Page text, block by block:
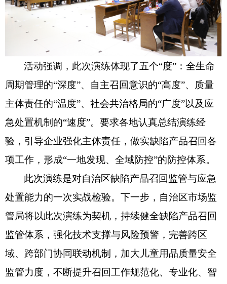
活动强调 ，此次演练体现了五个“度”：全生命
周期管理的“深度”、自主召回意识的“高度”、质量
主体责任的“温度”、社会共治格局的“广度”以及应
急处置机制的“速度”。要求各地认真总结演练经
验，引导企业强化主体责任，做实缺陷产品召回各
项工作，形成“一地发现、全域防控”的防控体系。
此次演练是对自治区缺陷产品召回监管与应急
处置能力的一次实战检验。下一步，自治区市场监
管局将以此次演练为契机，持续健全缺陷产品召回
监管体系，强化技术支撑与风险预警，完善跨区
域、跨部门协同联动机制，加大儿童用品质量安全
监管力度，不断提升召回工作规范化、专业化、智